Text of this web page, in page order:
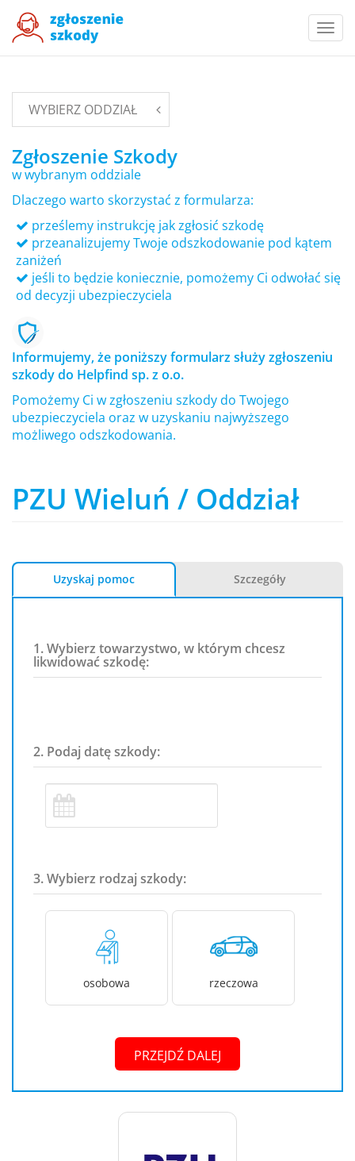
WYBIERZ ODDZIAŁ
Zgłoszenie Szkody
w wybranym oddziale
Dlaczego warto skorzystać z formularza:
prześlemy instrukcję jak zgłosić szkodę
przeanalizujemy Twoje odszkodowanie pod kątem
zaniżeń
jeśli to będzie koniecznie, pomożemy Ci odwołać się
od decyzji ubezpieczyciela
Informujemy, że poniższy formularz służy zgłoszeniu
szkody do Helpfind sp. z o.o.
Pomożemy Ci w zgłoszeniu szkody do Twojego
ubezpieczyciela oraz w uzyskaniu najwyższego
możliwego odszkodowania.
PZU Wieluń / Oddział
Uzyskaj pomoc Szczegóły
1. Wybierz towarzystwo, w którym chcesz
likwidować szkodę:
2. Podaj datę szkody:
3. Wybierz rodzaj szkody:
osobowa rzeczowa
PRZEJDŹ DALEJ